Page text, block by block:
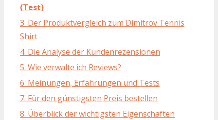
(Test)
3. Der Produktvergleich zum Dimitrov Tennis
Shirt
4. Die Analyse der Kundenrezensionen
5. Wie verwalte ich Reviews?
6. Meinungen, Erfahrungen und Tests
7. Für den günstigsten Preis bestellen
8. Überblick der wichtigsten Eigenschaften